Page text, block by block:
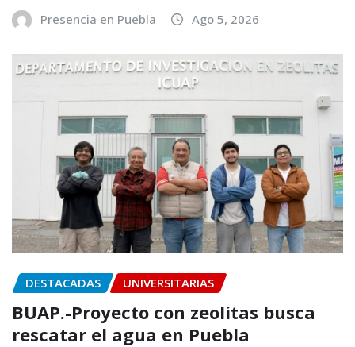
Presencia en Puebla Ago 5, 2026
DESTACADAS UNIVERSITARIAS
BUAP.-Proyecto con zeolitas busca
rescatar el agua en Puebla